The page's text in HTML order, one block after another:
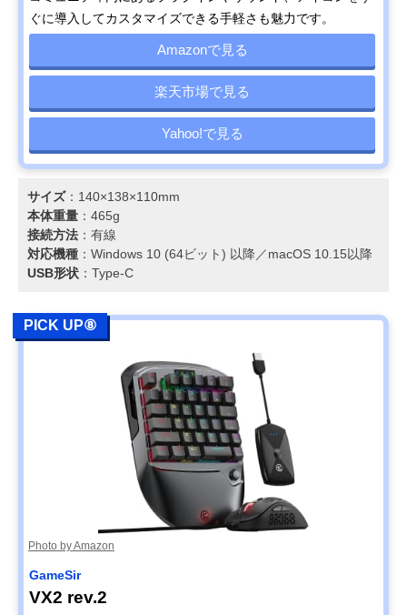
ぐに導入してカスタマイズできる手軽さも魅力です。
Amazonで見る
楽天市場で見る
Yahoo!で見る
サイズ：140×138×110mm
本体重量 ：465g
接続方法 ：有線
対応機種 ：Windows 10 (64ビット) 以降／macOS 10.15以降
USB形状 ：Type-C
PICK UP⑧
Photo by Amazon
GameSir
VX2 rev.2